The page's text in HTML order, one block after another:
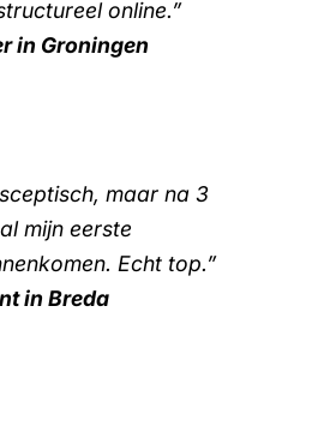
online.”
in Groningen
maar na 3
mijn eerste
Echt top.”
in Breda